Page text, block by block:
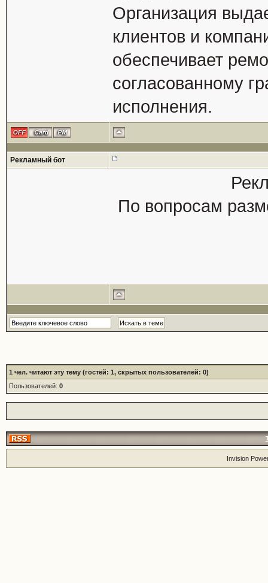
Организация
клиентов и
обеспечивает
согласованному
исполнения.
Рекламный бот
По вопросам
1 чел. читают эту тему (гостей: 1, скрытых пользователей: 0)
Пользователей: 0
Invision